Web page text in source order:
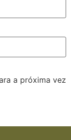
a próxima vez